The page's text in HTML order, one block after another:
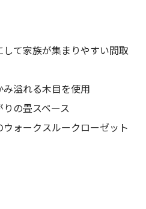
て家族が集まりやすい間取
溢れる木目を使用
の畳スペース
ォークスルークローゼット